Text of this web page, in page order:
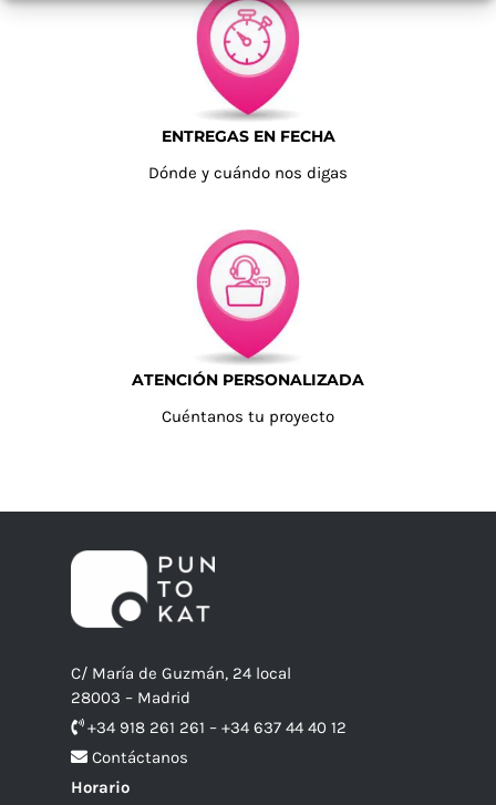
ENTREGAS EN FECHA
Dónde y cuándo nos digas
ATENCIÓN PERSONALIZADA
Cuéntanos tu proyecto
C/ María de Guzmán, 24 local
28003 – Madrid
+34 918 261 261 – +34 637 44 40 12
Contáctanos
Horario